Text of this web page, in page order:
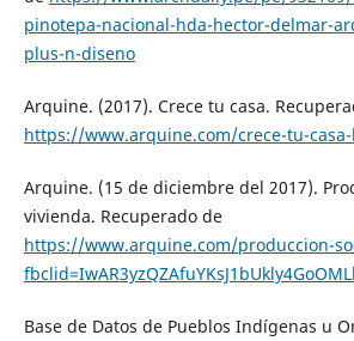
pinotepa-nacional-hda-hector-delmar-
plus-n-diseno
Arquine. (2017). Crece tu casa.
https://www.arquine.com/crece-tu-
Arquine. (15 de diciembre del 2017).
vivienda. Recuperado de
https://www.arquine.com/produccion-
Base de Datos de Pueblos Indígenas u